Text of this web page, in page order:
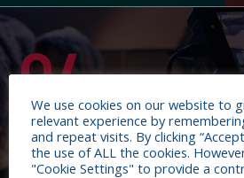
04
Video & streaming
We use cookies on our website to
relevant experience by
and repeat visits. By clicking
the use of ALL the cookies.
"Cookie Settings" to provide a